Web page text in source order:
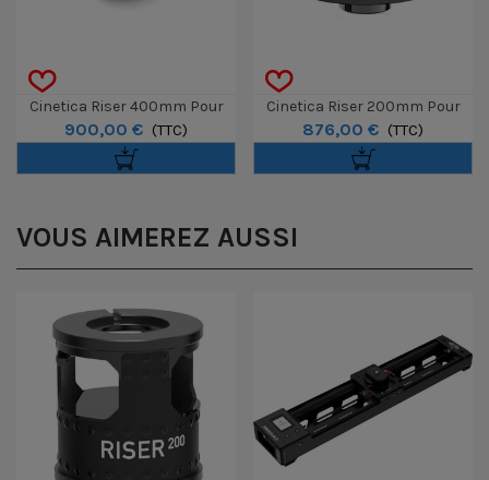
Cinetica Riser 400mm Pour
Nu.Tron 4.0
900,00 € (TTC)
Cinetica Riser 200mm Pour
Nu.Tron 4.0
876,00 € (TTC)
VOUS AIMEREZ AUSSI